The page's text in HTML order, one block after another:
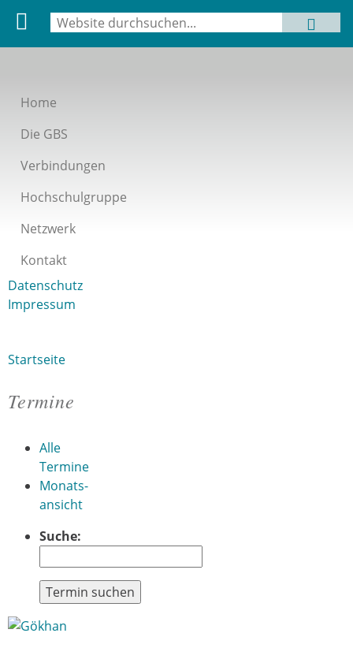
MENU
Home
Die GBS
Verbindungen
Hochschulgruppe
Netzwerk
Kontakt
Datenschutz
Impressum
Startseite
Termine
Alle
Termine
Monats-
ansicht
Suche:
Termin suchen
Suchformular
Suche